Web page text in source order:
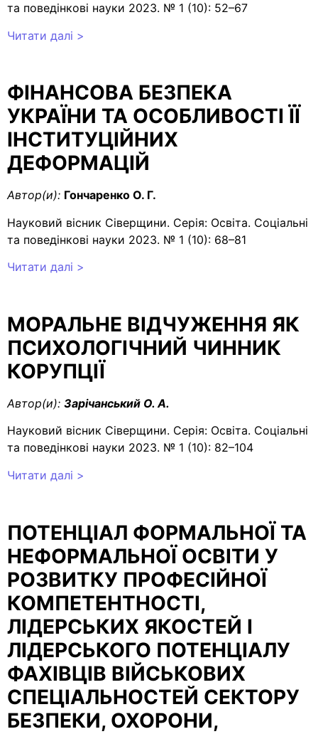
та поведінкові науки 2023. № 1 (10): 52–67
Читати далі >
ФІНАНСОВА БЕЗПЕКА
УКРАЇНИ ТА ОСОБЛИВОСТІ ЇЇ
ІНСТИТУЦІЙНИХ
ДЕФОРМАЦІЙ
Автор(и): Гончаренко О. Г.
Науковий вісник Сіверщини. Серія: Освіта. Соціальні
та поведінкові науки 2023. № 1 (10): 68–81
Читати далі >
МОРАЛЬНЕ ВІДЧУЖЕННЯ ЯК
ПСИХОЛОГІЧНИЙ ЧИННИК
КОРУПЦІЇ
Автор(и): Зарічанський О. А.
Науковий вісник Сіверщини. Серія: Освіта. Соціальні
та поведінкові науки 2023. № 1 (10): 82–104
Читати далі >
ПОТЕНЦІАЛ ФОРМАЛЬНОЇ ТА
НЕФОРМАЛЬНОЇ ОСВІТИ У
РОЗВИТКУ ПРОФЕСІЙНОЇ
КОМПЕТЕНТНОСТІ,
ЛІДЕРСЬКИХ ЯКОСТЕЙ І
ЛІДЕРСЬКОГО ПОТЕНЦІАЛУ
ФАХІВЦІВ ВІЙСЬКОВИХ
СПЕЦІАЛЬНОСТЕЙ СЕКТОРУ
БЕЗПЕКИ, ОХОРОНИ,